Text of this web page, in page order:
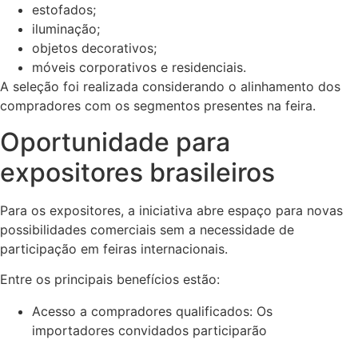
estofados;
iluminação;
objetos decorativos;
móveis corporativos e residenciais.
A seleção foi realizada considerando o alinhamento dos
compradores com os segmentos presentes na feira.
Oportunidade para
expositores brasileiros
Para os expositores, a iniciativa abre espaço para novas
possibilidades comerciais sem a necessidade de
participação em feiras internacionais.
Entre os principais benefícios estão:
Acesso a compradores qualificados: Os
importadores convidados participarão